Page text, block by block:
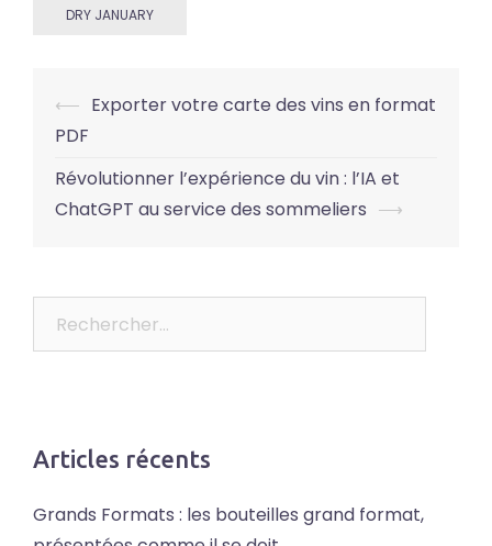
DRY JANUARY
Post
navigation
⟵ Exporter votre carte des vins en format
PDF
Révolutionner l’expérience du vin : l’IA et
ChatGPT au service des sommeliers ⟶
Articles récents
Grands Formats : les bouteilles grand format,